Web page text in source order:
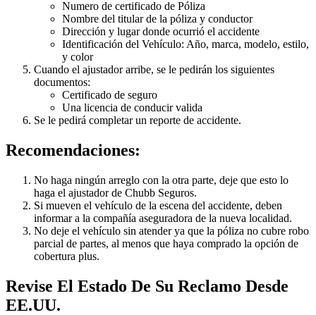
Numero de certificado de Póliza
Nombre del titular de la póliza y conductor
Dirección y lugar donde ocurrió el accidente
Identificación del Vehículo: Año, marca, modelo, estilo,
y color
Cuando el ajustador arribe, se le pedirán los siguientes
documentos:
Certificado de seguro
Una licencia de conducir valida
Se le pedirá completar un reporte de accidente.
Recomendaciones:
No haga ningún arreglo con la otra parte, deje que esto lo
haga el ajustador de Chubb Seguros.
Si mueven el vehículo de la escena del accidente, deben
informar a la compañía aseguradora de la nueva localidad.
No deje el vehículo sin atender ya que la póliza no cubre robo
parcial de partes, al menos que haya comprado la opción de
cobertura plus.
Revise El Estado De Su Reclamo Desde
EE.UU.